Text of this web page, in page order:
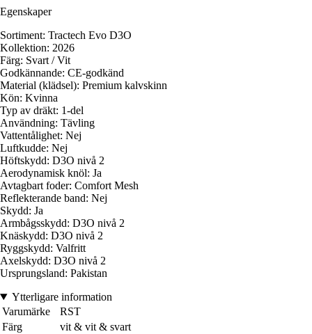
Egenskaper
Sortiment: Tractech Evo D3O
Kollektion: 2026
Färg: Svart / Vit
Godkännande: CE-godkänd
Material (klädsel): Premium kalvskinn
Kön: Kvinna
Typ av dräkt: 1-del
Användning: Tävling
Vattentålighet: Nej
Luftkudde: Nej
Höftskydd: D3O nivå 2
Aerodynamisk knöl: Ja
Avtagbart foder: Comfort Mesh
Reflekterande band: Nej
Skydd: Ja
Armbågsskydd: D3O nivå 2
Knäskydd: D3O nivå 2
Ryggskydd: Valfritt
Axelskydd: D3O nivå 2
Ursprungsland: Pakistan
Ytterligare information
Varumärke
RST
Färg
vit & vit & svart